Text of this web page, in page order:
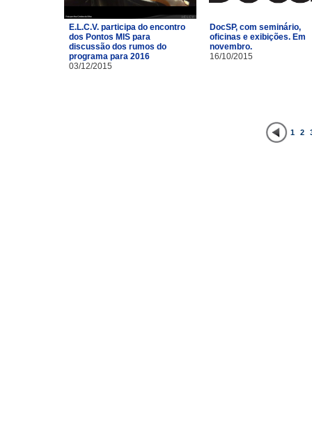
E.L.C.V. participa do encontro
dos Pontos MIS para
discussão dos rumos do
programa para 2016
03/12/2015
DocSP, com seminário,
oficinas e exibições. Em
novembro.
16/10/2015
1 2